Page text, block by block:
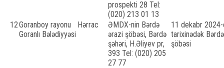
prospekti 28 Tel:
(020) 213 01 13
12Goranboy rayonu
Goranlı Bələdiyyəsi
Hərrac
ƏMDX-nin Bərdə
ərazi şöbəsi, Bərdə
şəhəri, H.Əliyev pr,
393 Tel: (020) 205
27 77
11 dekabr
tarixinədək
şöbəsi